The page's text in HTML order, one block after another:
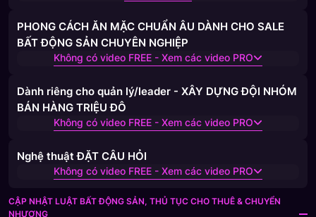
PHONG CÁCH ĂN MẶC CHUẨN ÂU DÀNH CHO SALE
BẤT ĐỘNG SẢN CHUYÊN NGHIỆP
Không có video FREE - Xem các video PRO
Dành riêng cho quản lý/leader - XÂY DỰNG ĐỘI NHÓM
BÁN HÀNG TRIỆU ĐÔ
Không có video FREE - Xem các video PRO
Nghệ thuật ĐẶT CÂU HỎI
Không có video FREE - Xem các video PRO
CẬP NHẬT LUẬT BẤT ĐỘNG SẢN, THỦ TỤC CHO THUÊ & CHUYỂN
NHƯỢNG